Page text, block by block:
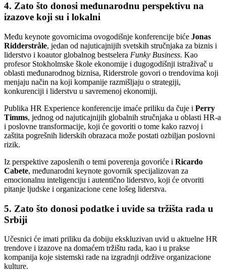
4. Zato što donosi međunarodnu perspektivu na
izazove koji su i lokalni
Među keynote govornicima ovogodišnje konferencije biće Jonas
Ridderstråle, jedan od najuticajnijih svetskih stručnjaka za biznis i
liderstvo i koautor globalnog bestselera Funky Business. Kao
profesor Stokholmske škole ekonomije i dugogodišnji istraživač u
oblasti međunarodnog biznisa, Riderstrole govori o trendovima koji
menjaju način na koji kompanije razmišljaju o strategiji,
konkurenciji i liderstvu u savremenoj ekonomiji.
Publika HR Experience konferencije imaće priliku da čuje i Perry
Timms, jednog od najuticajnijih globalnih stručnjaka u oblasti HR-a
i poslovne transformacije, koji će govoriti o tome kako razvoj i
zaštita pogrešnih liderskih obrazaca može postati ozbiljan poslovni
rizik.
Iz perspektive zaposlenih o temi poverenja govoriće i Ricardo
Cabete, međunarodni keynote govornik specijalizovan za
emocionalnu inteligenciju i autentično liderstvo, koji će otvoriti
pitanje ljudske i organizacione cene lošeg liderstva.
5. Zato što donosi podatke i uvide sa tržišta rada u
Srbiji
Učesnici će imati priliku da dobiju ekskluzivan uvid u aktuelne HR
trendove i izazove na domaćem tržištu rada, kao i u prakse
kompanija koje sistemski rade na izgradnji održive organizacione
kulture.